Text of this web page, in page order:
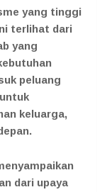
yang tinggi
terlihat dari
yang
peluang
keluarga,
dari upaya